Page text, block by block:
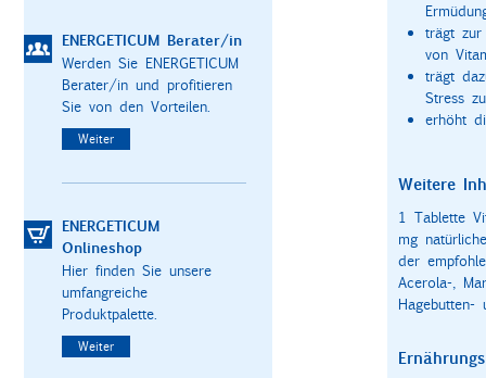
ENERGETICUM Berater/in
Werden Sie ENERGETICUM
Berater/in und profitieren
Sie von den Vorteilen.
Weiter
ENERGETICUM
Onlineshop
Hier finden Sie unsere
umfangreiche
Produktpalette.
Weiter
trägt zur
von
trägt
Stress
erhöht
Weitere
1 Tablette
mg
der
Acerola-,
Hagebutten-